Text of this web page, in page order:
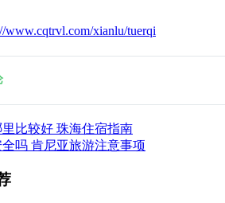
www.cqtrvl.com/xianlu/tuerqi
比较好 珠海住宿指南
吗 肯尼亚旅游注意事项